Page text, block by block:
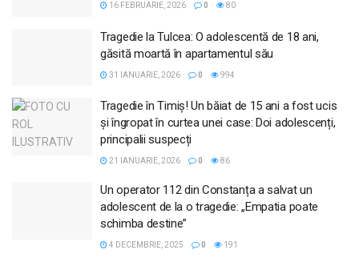
16 FEBRUARIE, 2026 0 80
Tragedie la Tulcea: O adolescentă de 18 ani,
găsită moartă în apartamentul său
31 IANUARIE, 2026 0 994
Tragedie în Timiș! Un băiat de 15 ani a fost ucis
şi îngropat în curtea unei case: Doi adolescenți,
principalii suspecți
21 IANUARIE, 2026 0 86
Un operator 112 din Constanța a salvat un
adolescent de la o tragedie: „Empatia poate
schimba destine”
4 DECEMBRIE, 2025 0 191